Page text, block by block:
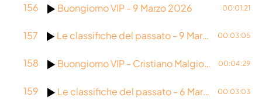
156 Buongiorno VIP - 9 Marzo 2026 00:01:21
157 Le classifiche del passato - 9 Marzo 2026 00:03:05
158 Buongiorno VIP - Cristiano Malgioglio - 6 Marzo 2026 00:04:29
159 Le classifiche del passato - 6 Marzo 2026 00:03:03